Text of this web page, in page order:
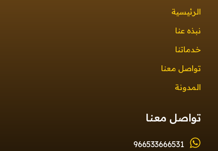
الرئيسية
نبذه عنا
خدماتنا
تواصل معنا
المدونة
تواصل معنا
966533666531